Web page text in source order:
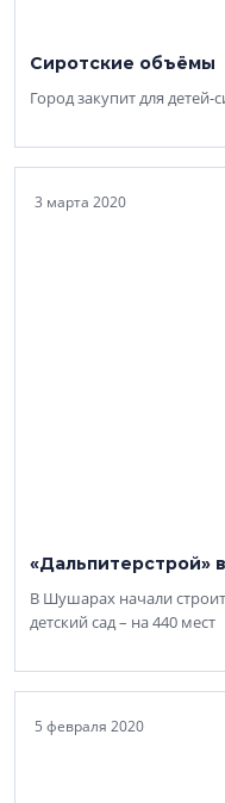
Сиротские объёмы
Город закупит для
3 марта 2020
«Дальпитерстрой»
В Шушарах начали
детский сад – на 440 мест
5 февраля 2020